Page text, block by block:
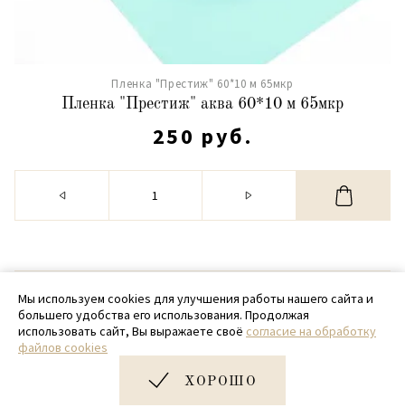
Пленка "Престиж" 60*10 м 65мкр
Пленка "Престиж" аква 60*10 м 65мкр
250 руб.
© 2020 - 2026 SamPack
+ 7 (918) 699-97-87
zakaz@sampack.store
Мы используем cookies для улучшения работы нашего сайта и
большего удобства его использования. Продолжая
использовать сайт, Вы выражаете своё согласие на обработку
файлов cookies
ХОРОШО